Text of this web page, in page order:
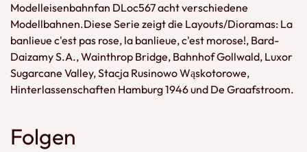
Folgen
Modelleisenbahnfan DLoc567 acht verschiedene
Modellbahnen.Diese Serie zeigt die Layouts/Dioramas: La
banlieue c'est pas rose, la banlieue, c'est morose!, Bard-
Daizamy S.A., Wainthrop Bridge, Bahnhof Gollwald, Luxor
Sugarcane Valley, Stacja Rusinowo Wąskotorowe,
Hinterlassenschaften Hamburg 1946 und De Graafstroom.